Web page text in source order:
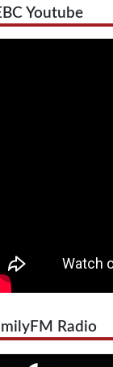
Youtube
Radio